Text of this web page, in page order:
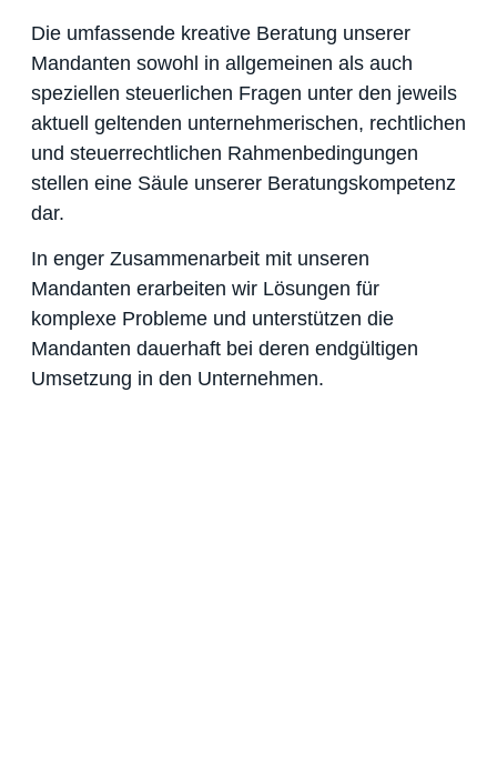
Die umfassende kreative Beratung unserer
Mandanten sowohl in allgemeinen als auch
speziellen steuerlichen Fragen unter den jeweils
aktuell geltenden unternehmerischen, rechtlichen
und steuerrechtlichen Rahmenbedingungen
stellen eine Säule unserer Beratungskompetenz
dar.
In enger Zusammenarbeit mit unseren
Mandanten erarbeiten wir Lösungen für
komplexe Probleme und unterstützen die
Mandanten dauerhaft bei deren endgültigen
Umsetzung in den Unternehmen.